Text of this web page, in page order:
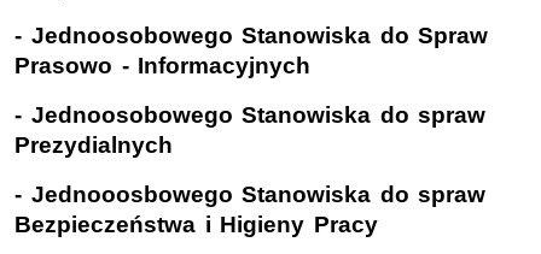
- Jednoosobowego Stanowiska do Spraw
Prasowo - Informacyjnych
- Jednoosobowego Stanowiska do spraw
Prezydialnych
- Jednooosbowego Stanowiska do spraw
Bezpieczeństwa i Higieny Pracy